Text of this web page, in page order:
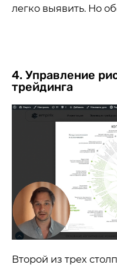
легко выявить. Но
4. Управление
трейдинга
Второй из трех